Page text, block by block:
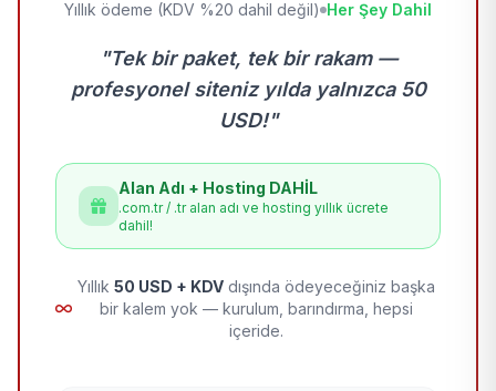
Yıllık ödeme (KDV %20 dahil değil) Her Şey Dahil
"Tek bir paket, tek bir rakam —
profesyonel siteniz yılda yalnızca 50
USD!"
Alan Adı + Hosting DAHİL
.com.tr / .tr alan adı ve hosting yıllık ücrete
dahil!
Yıllık 50 USD + KDV dışında ödeyeceğiniz başka
bir kalem yok — kurulum, barındırma, hepsi
içeride.